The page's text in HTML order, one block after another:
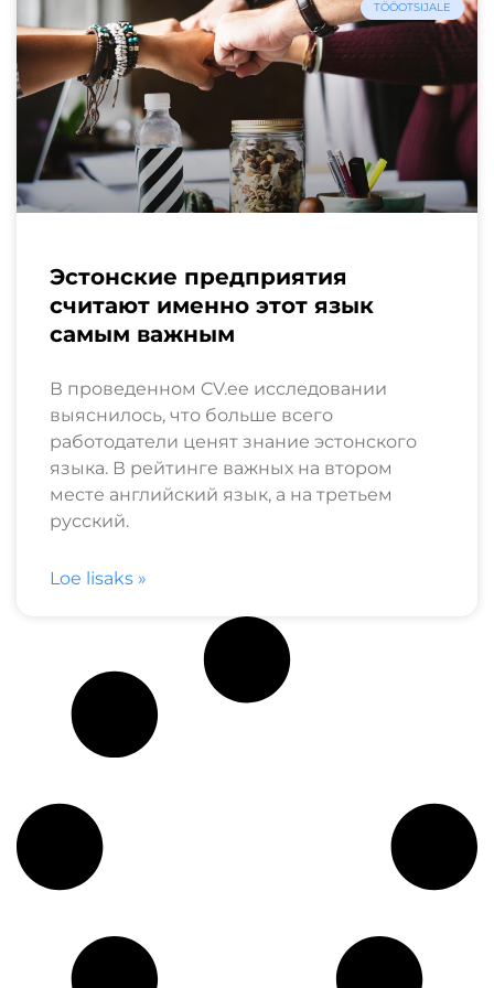
TÖÖOTSIJALE
Эстонские предприятия
считают именно этот язык
самым важным
В проведенном CV.ee исследовании
выяснилось, что больше всего
работодатели ценят знание эстонского
языка. В рейтинге важных на втором
месте английский язык, а на третьем
русский.
Loe lisaks »